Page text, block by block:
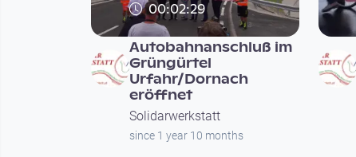
00:02:29
Autobahnanschluß im
Grüngürtel
Urfahr/Dornach
eröffnet
Solidarwerkstatt
since 1 year 10 months